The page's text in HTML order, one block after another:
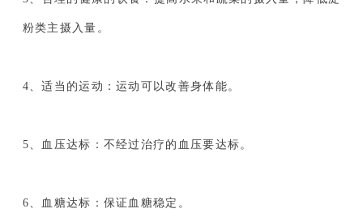
粉类主摄入量。
4、适当的运动：运动可以改善身体能。
5、血压达标：不经过治疗的血压要达标。
6、血糖达标：保证血糖稳定。